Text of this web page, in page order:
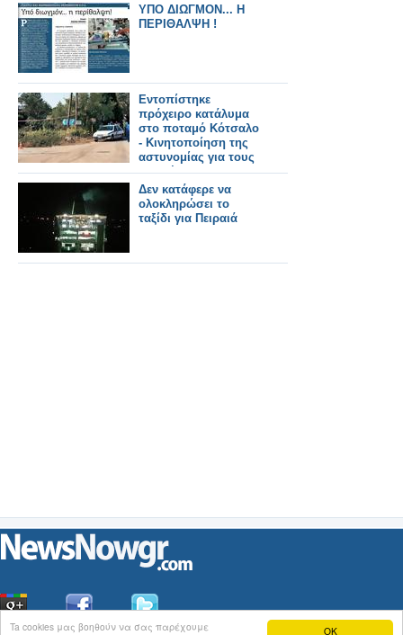
OK
Ta cookies μας βοηθούν να σας παρέχουμε
ΥΠΟ ΔΙΩΓΜΟΝ... Η
ΠΕΡΙΘΑΛΨΗ !
Εντοπίστηκε
πρόχειρο κατάλυμα
στο ποταμό Κότσαλο
- Kινητοποίηση της
αστυνομίας για τους
δραπέτες
Δεν κατάφερε να
ολοκληρώσει το
ταξίδι για Πειραιά